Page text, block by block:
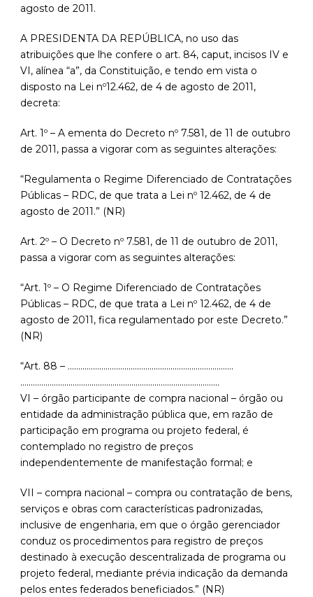
agosto de 2011.
A PRESIDENTA DA REPÚBLICA, no uso das
atribuições que lhe confere o art. 84, caput, incisos IV e
VI, alínea “a”, da Constituição, e tendo em vista o
disposto na Lei nº12.462, de 4 de agosto de 2011,
decreta:
Art. 1º – A ementa do Decreto nº 7.581, de 11 de outubro
de 2011, passa a vigorar com as seguintes alterações:
“Regulamenta o Regime Diferenciado de Contratações
Públicas – RDC, de que trata a Lei nº 12.462, de 4 de
agosto de 2011.” (NR)
Art. 2º – O Decreto nº 7.581, de 11 de outubro de 2011,
passa a vigorar com as seguintes alterações:
“Art. 1º – O Regime Diferenciado de Contratações
Públicas – RDC, de que trata a Lei nº 12.462, de 4 de
agosto de 2011, fica regulamentado por este Decreto.”
(NR)
“Art. 88 – …………………………………………………………………….
…………………………………………………………………………………..
VI – órgão participante de compra nacional – órgão ou
entidade da administração pública que, em razão de
participação em programa ou projeto federal, é
contemplado no registro de preços
independentemente de manifestação formal; e
VII – compra nacional – compra ou contratação de bens,
serviços e obras com características padronizadas,
inclusive de engenharia, em que o órgão gerenciador
conduz os procedimentos para registro de preços
destinado à execução descentralizada de programa ou
projeto federal, mediante prévia indicação da demanda
pelos entes federados beneficiados.” (NR)